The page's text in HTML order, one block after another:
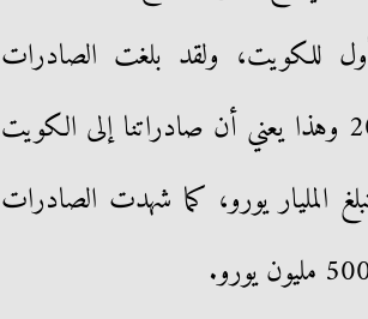
للكويت، ولقد بلغت الصادرات
الإيطالية إلى الكويت ملياري يورو في عام 2022 وهذا يعني أن صادراتنا إلى الكويت
2019 والتي كانت تبلغ المليار يورو، كما شهدت الصادرات